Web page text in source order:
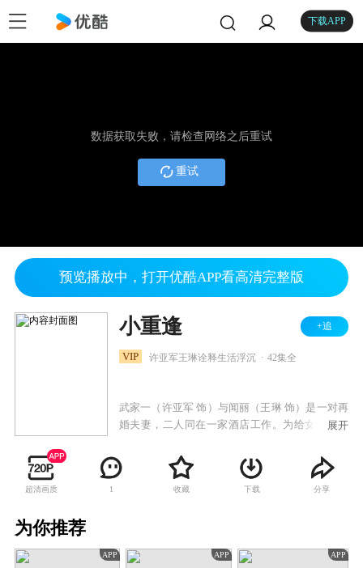
下载APP
数据获取失败，请检查网络之后重试
重试
预览播放中，打开优酷APP看高清完整版
小重逢 +追
VIP 许亚军王琳诠释生活浮沉 42集全
武家一（许亚军 饰）与闻丽（王琳 饰）是一对再
婚夫妻，二人同在一家酒店工作。为给女儿武爱
候陪伴女儿备战高考。不料，武家一病入膏肓的
前妻临终托孤，武家一这才知晓自己还有一个十
八岁的儿子刘树佳。心怀满腔愧疚的武家一，开
付出最终感动了孩子们，当孩子们从心底认可这
展开
超清画质 1 收藏 下载 分享
为你推荐
APP APP APP